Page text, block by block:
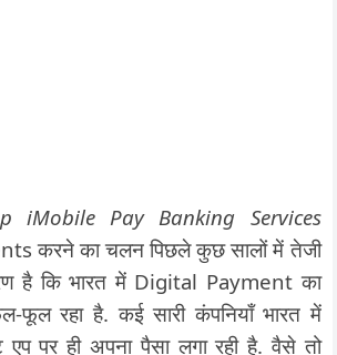
iMobile Pay Banking Services
करने का चलन पिछले कुछ सालों में तेजी
है कि भारत में Digital Payment का
फूल रहा है. कई सारी कंपनियाँ भारत में
एप पर ही अपना पैसा लगा रही है. वैसे तो